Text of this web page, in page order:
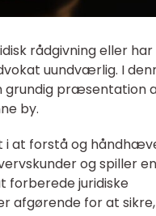
rådgivning eller har
uundværlig. I
grundig præsentation
by.
i at forstå og
og spiller en
forberede juridiske
afgørende for at